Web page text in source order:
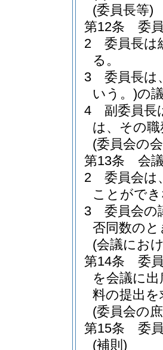
(委員長等)
第12条
委
2
委員長は
る。
3
委員長は
いう。)の
4
副委員長
は、その
(委員会の
第13条
会
2
委員会は
ことがで
3
委員会の
否同数の
(会議にお
第14条
委
を会議に
料の提出
(委員会の
第15条
委
(補則)